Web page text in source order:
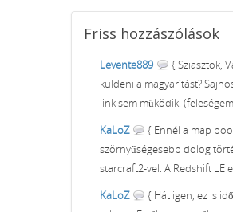
Friss hozzászólások
Levente889
{ Sziasztok,
küldeni a magyarítást?
link sem működik.
KaLoZ
{ Ennél a map
szörnyűségesebb dolog
starcraft2-vel. A Redshift LE
KaLoZ
{ Hát igen, ez is